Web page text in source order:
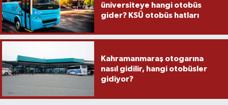
üniversiteye hangi otobüs
gider? KSÜ otobüs hatları
Kahramanmaraş otogarına
nasıl gidilir, hangi otobüsler
gidiyor?